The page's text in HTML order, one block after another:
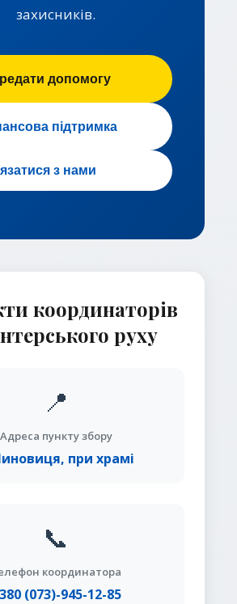
захисників.
допомогу
підтримка
з нами
координаторів
руху
📍
Адреса пункту збору
при храмі
📞
координатора
(073)-945-12-85